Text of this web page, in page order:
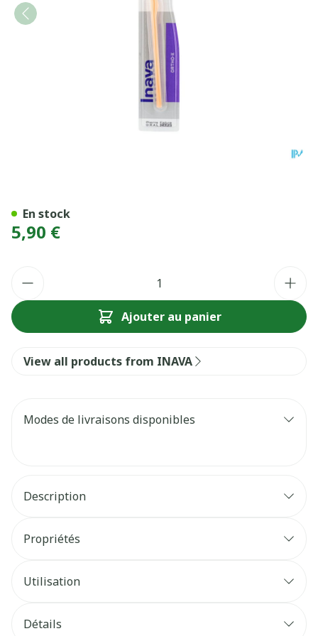
5,90 €
Ajouter au panier
En stock
View all products from INAVA
Modes de livraisons disponibles
Description
Propriétés
Utilisation
Détails